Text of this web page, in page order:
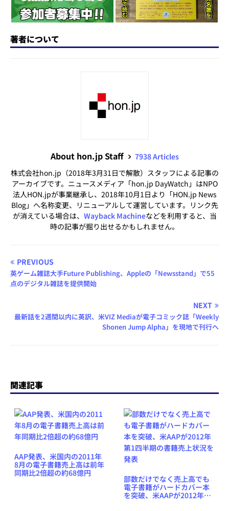
著者について
About hon.jp Staff
7938 Articles
株式会社hon.jp（2018年3月31日で解散）スタッフによる記事の
アーカイブです。ニュースメディア「hon.jp DayWatch」はNPO
法人HON.jpが事業継承し、2018年10月1日より「HON.jp News
Blog」へ名称変更、リニューアルして運営しています。リンク先
が消えている場合は、 Wayback Machineなどを利用すると、当
時の記事が掘り出せるかもしれません。
PREVIOUS
英ゲーム雑誌大手Future Publishing、Appleの「Newsstand」で55
点のデジタル雑誌を提供開始
NEXT
最新話を2週間以内に英訳、米VIZ Mediaが電子コミック誌「Weekly
Shonen Jump Alpha」を現地で刊行へ
関連記事
AAP発表、米国内の2011年
8月の電子書籍売上高は前年
同期比2倍超の約68億円
部数だけでなく売上高でも
電子書籍がハードカバー本
を突破、米AAPが2012年第